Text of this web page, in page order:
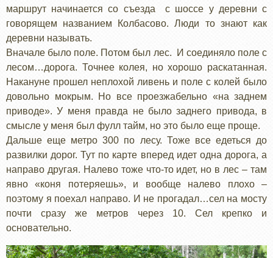
маршрут начинается со съезда с шоссе у деревни с
говорящем названием Колбасово. Люди то знают как
деревни называть.
Вначале было поле. Потом был лес. И соединяло поле с
лесом…дорога. Точнее колея, но хорошо раскатанная.
Накануне прошел неплохой ливень и поле с колей было
довольно мокрым. Но все проезжабельно «на заднем
приводе». У меня правда не было заднего привода, в
смысле у меня был фулл тайм, но это было еще проще.
Дальше еще метро 300 по лесу. Тоже все едеться до
развилки дорог. Тут по карте вперед идет одна дорога, а
направо другая. Налево тоже что-то идет, но в лес – там
явно «коня потеряешь», и вообще налево плохо –
поэтому я поехал направо. И не прогадал…сел на мосту
почти сразу же метров через 10. Сел крепко и
основательно.